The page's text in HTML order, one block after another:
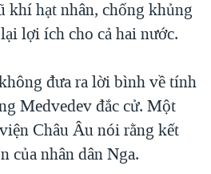
MẠI CỦA MỸ: QUÁ KHỨ VÀ HIỆN
TẠI DẢI GAZA
ĐƯỜNG
HẠ 'BÊN THẮNG CUỘC'
khí hạt nhân, chống khủng
lợi ích cho cả hai nước.
đưa ra lời bình về tính
Medvedev đắc cử. Một
Châu Âu nói rằng kết
của nhân dân Nga.